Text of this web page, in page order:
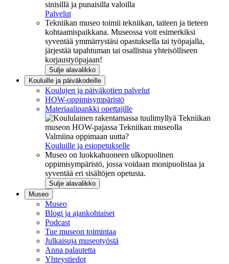
Palvelut
Tekniikan museo toimii tekniikan, taiteen ja tieteen
kohtaamispaikkana. Museossa voit esimerkiksi
syventää ymmärrystäsi opastuksella tai työpajalla,
järjestää tapahtuman tai osallistua yhteisölliseen
korjaustyöpajaan!
Sulje alavalikko
Kouluille ja päiväkodeille
Koulujen ja päiväkotien palvelut
HOW-oppimisympäristö
Materiaalipankki opettajille
Valmiina oppimaan uutta?
Kouluille ja esiopetukselle
Museo on luokkahuoneen ulkopuolinen
oppimisympäristö, jossa voidaan monipuolistaa ja
syventää eri sisältöjen opetusta.
Sulje alavalikko
Museo
Museo
Blogi ja ajankohtaiset
Podcast
Tue museon toimintaa
Julkaisuja museotyöstä
Anna palautetta
Yhteystiedot